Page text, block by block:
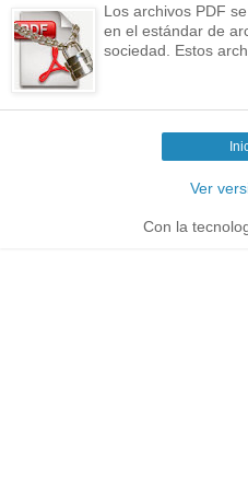
Los archivos PDF
en el estándar de
sociedad. Estos
Ver
Con la